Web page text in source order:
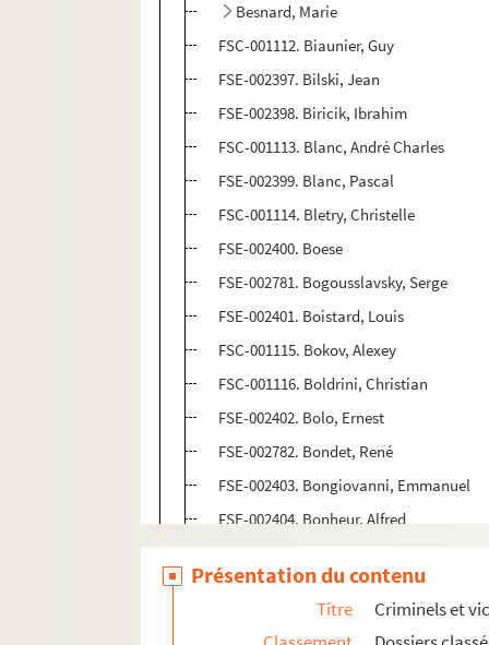
Besnard, Marie
FSC-001112. Biaunier, Guy
FSE-002397. Bilski, Jean
FSE-002398. Biricik, Ibrahim
FSC-001113. Blanc, André Charles
FSE-002399. Blanc, Pascal
FSC-001114. Bletry, Christelle
FSE-002400. Boese
FSE-002781. Bogousslavsky, Serge
FSE-002401. Boistard, Louis
FSC-001115. Bokov, Alexey
FSC-001116. Boldrini, Christian
FSE-002402. Bolo, Ernest
FSE-002782. Bondet, René
FSE-002403. Bongiovanni, Emmanuel
FSE-002404. Bonheur, Alfred
FSE-002405. Bonhomme, Antoine
FSE-002406. Bonnafous
FSE-002407. Bonnargent, Marie-Claire
Présentation du contenu
Titre
Criminels et